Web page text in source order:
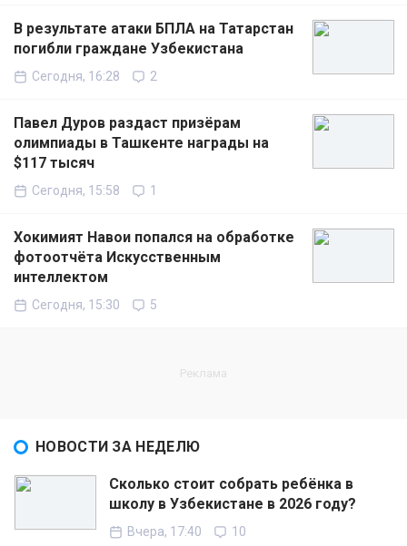
В результате атаки БПЛА на Татарстан
погибли граждане Узбекистана
Сегодня, 16:28 2
Павел Дуров раздаст призёрам
олимпиады в Ташкенте награды на
$117 тысяч
Сегодня, 15:58 1
Хокимият Навои попался на обработке
фотоотчёта Искусственным
интеллектом
Сегодня, 15:30 5
НОВОСТИ ЗА НЕДЕЛЮ
Сколько стоит собрать ребёнка в
школу в Узбекистане в 2026 году?
Вчера, 17:40 10